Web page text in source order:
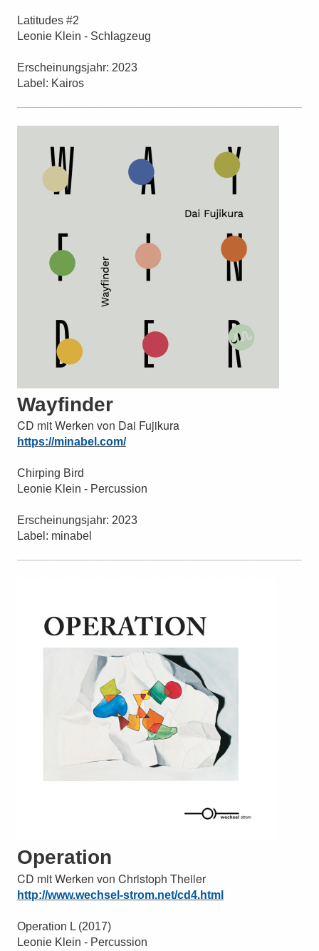
Latitudes #2
Leonie Klein - Schlagzeug
Erscheinungsjahr: 2023
Label: Kairos
Wayfinder
CD mit Werken von Dai Fujikura
https://minabel.com/
Chirping Bird
Leonie Klein - Percussion
Erscheinungsjahr: 2023
Label: minabel
Operation
CD mit Werken von Christoph Theiler
http://www.wechsel-strom.net/cd4.html
Operation L (2017)
Leonie Klein - Percussion